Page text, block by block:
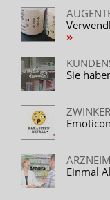
Sie
Einmal